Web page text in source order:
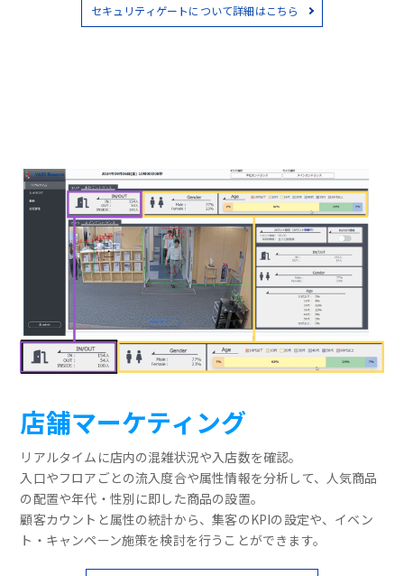
セキュリティゲートについて詳細はこちら
店舗マーケティング
リアルタイムに店内の混雑状況や入店数を確認。
入口やフロアごとの流入度合や属性情報を分析して、人気商品
の配置や年代・性別に即した商品の設置。
顧客カウントと属性の統計から、集客のKPIの設定や、イベン
ト・キャンペーン施策を検討を行うことができます。